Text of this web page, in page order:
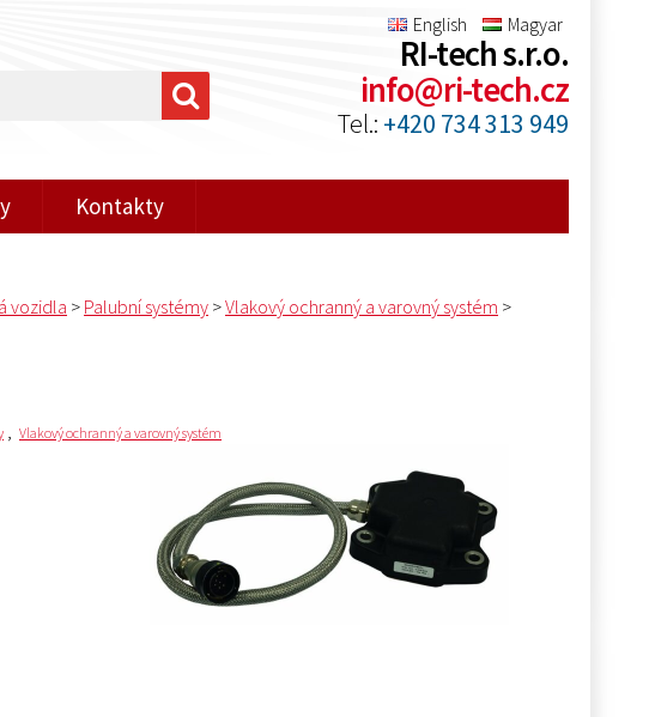
English Magyar
RI-tech s.r.o.
info@ri-tech.cz
Tel.: +420 734 313 949
Kontakty
vozidla > Palubní systémy >Vlakový ochranný a varovný systém >
, Vlakový ochranný a varovný systém